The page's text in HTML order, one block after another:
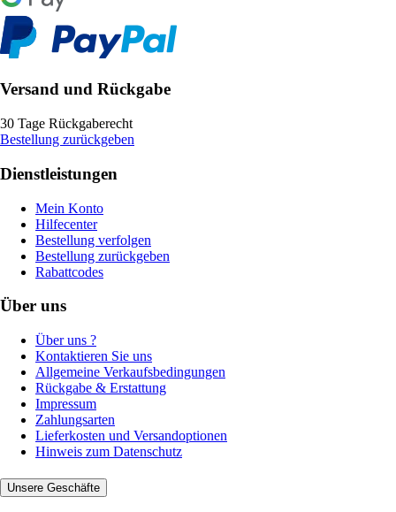
Versand und Rückgabe
30 Tage Rückgaberecht
Bestellung zurückgeben
Dienstleistungen
Mein Konto
Hilfecenter
Bestellung verfolgen
Bestellung zurückgeben
Rabattcodes
Über uns
Über uns ?
Kontaktieren Sie uns
Allgemeine Verkaufsbedingungen
Rückgabe & Erstattung
Impressum
Zahlungsarten
Lieferkosten und Versandoptionen
Hinweis zum Datenschutz
Unsere Geschäfte